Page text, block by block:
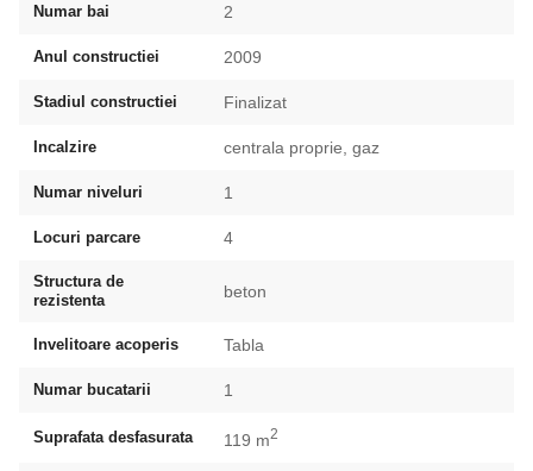
Numar bai 2
Anul constructiei 2009
Stadiul constructiei Finalizat
Incalzire centrala proprie, gaz
Numar niveluri 1
Locuri parcare 4
Structura de
rezistenta
beton
Invelitoare acoperis Tabla
Numar bucatarii 1
Suprafata desfasurata 119 m2